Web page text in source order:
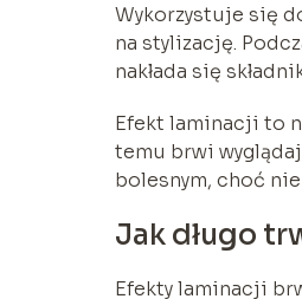
Wykorzystuje się
na stylizację.
nakłada się
Efekt laminacji to
temu brwi
bolesnym, choć
Jak długo
Efekty laminacji